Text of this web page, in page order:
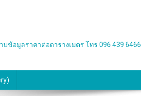
อมูลราคาต่อตารางเมตร โทร 096 439 6466